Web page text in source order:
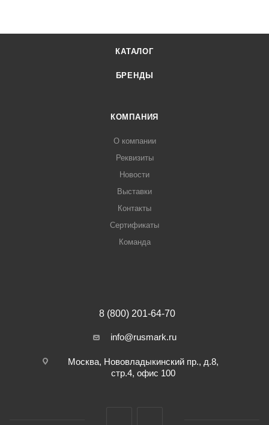
КАТАЛОГ
БРЕНДЫ
КОМПАНИЯ
О компании
Реквизиты
Новости
Выставки
Контакты
Сертификаты
Команда
8 (800) 201-64-70
info@rusmark.ru
Москва, Нововладыкинский пр., д.8,
стр.4, офис 100